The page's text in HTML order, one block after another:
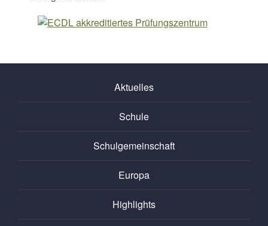
Aktuelles
Schule
Schulgemeinschaft
Europa
Highlights